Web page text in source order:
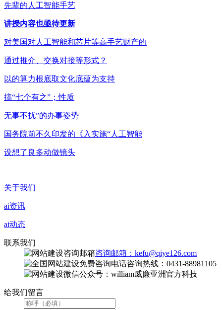
先辈的人工智能手艺
讲授内容也亟待更新
对美国对人工智能和芯片等高手艺财产的
通过推介、交换对接等形式？
以的算力根底取文化底蕴为支持
搞“七个有之”；性质
无事不扰”的办事姿势
国务院前不久印发的《入实施“人工智能
设想了良多动做镜头
关于我们
ai资讯
ai动态
联系我们
咨询邮箱：kefu@qiye126.com
咨询热线：0431-88981105
微信公众号：william威廉亚洲官方科技
给我们留言